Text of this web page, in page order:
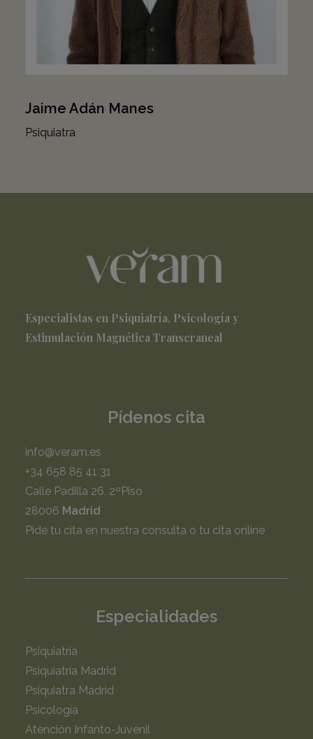
Jaime Adán Manes
Psiquiatra
Especialistas en Psiquiatría, Psicología y
Estimulación Magnética Transcraneal
Pídenos cita
info@veram.es
+34 658 85 41 31
Calle Padilla 26, 2ºPiso
28006 Madrid
Pide tu cita en nuestra consulta o tu cita online
Especialidades
Psiquiatría
Psiquiatría Madrid
Psiquiatra Madrid
Psicología
Atención Infanto-Juvenil